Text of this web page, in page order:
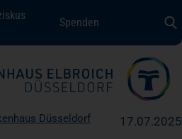
Spenden
Düsseldorf
17.07.2025